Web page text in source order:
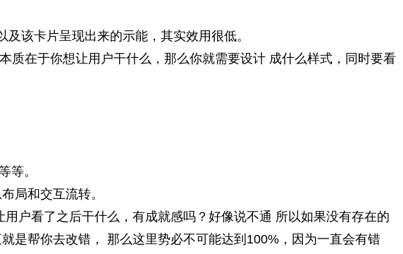
该卡片呈现出来的示能，其实效用很低。
质在于你想让用户干什么，那么你就需要设计 成什么样式，同时要看
等。
局和交互流转。
户看了之后干什么，有成就感吗？好像说不通 所以如果没有存在的
是帮你去改错， 那么这里势必不可能达到100%，因为一直会有错